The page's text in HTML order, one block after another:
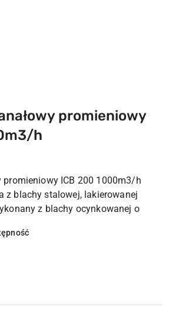
promieniowy
h
promieniowy ICB 200 1000m3/h
z blachy stalowej, lakierowanej
z blachy ocynkowanej o